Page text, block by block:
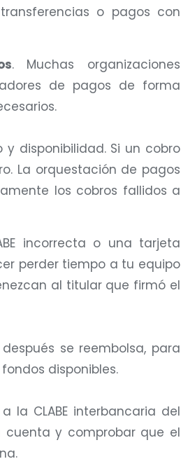
o pagos con
. Muchas organizaciones
de pagos de forma
disponibilidad. Si un cobro
La orquestación de pagos
los cobros fallidos a
incorrecta o una tarjeta
perder tiempo a tu equipo
al titular que firmó el
se reembolsa, para
disponibles.
la CLABE interbancaria del
y comprobar que el